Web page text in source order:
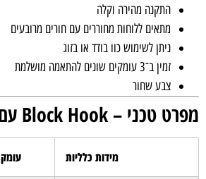
התקנה מהירה וקלה
מתאים ללוחות מחוררים עם חורים מרובעים
ניתן לשימוש כוו בודד או בזוג
זמין ב־3 עומקים שונים להתאמה מושלמת
צבע שחור
מפרט טכני – Block Hook עם כיסוי קצה
מידות כלליות עומק